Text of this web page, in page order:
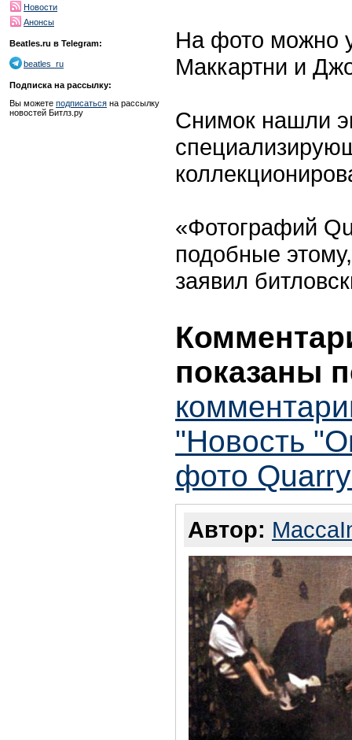
Новости
Анонсы
Beatles.ru в Telegram:
beatles_ru
Подписка на рассылку:
Вы можете подписаться на рассылку
новостей Битлз.ру
На фото можно
Маккартни и
Снимок нашли
«Фотографий
подобные
заявил
показаны
"Новость
фото
Автор: